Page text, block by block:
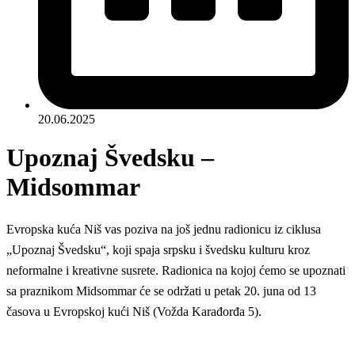
20.06.2025
Upoznaj Švedsku –
Midsommar
Evropska kuća Niš vas poziva na još jednu radionicu iz ciklusa
„Upoznaj Švedsku“, koji spaja srpsku i švedsku kulturu kroz
neformalne i kreativne susrete. Radionica na kojoj ćemo se upoznati
sa praznikom Midsommarće se održati u petak 20. juna od 13
časova u Evropskoj kući Niš (Vožda Karađorđa 5).